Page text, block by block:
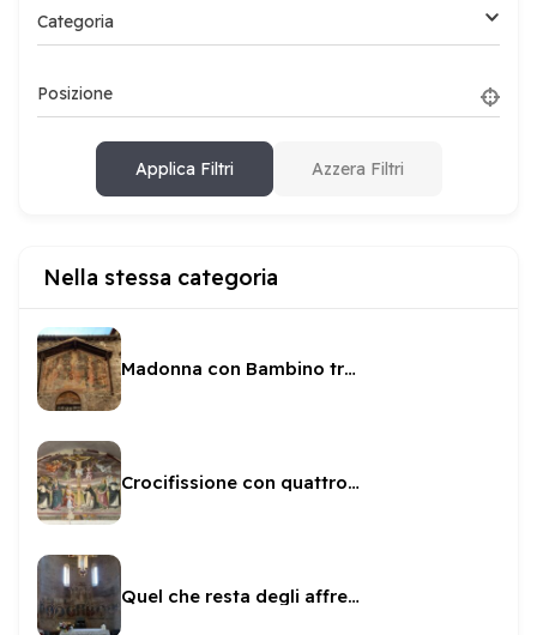
Categoria
Posizione
Applica Filtri Azzera Filtri
Nella stessa categoria
Madonna con Bambino tra i Santi all'esterno di SS Giovanni e Paolo
Crocifissione con quattro angeli attribuita allo Spagna
Quel che resta degli affreschi sull'abside di San Gregorio